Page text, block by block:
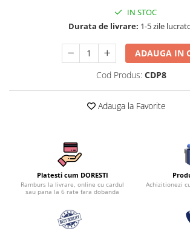
Lenjerii De Pat Premium Collection
Set Lenjerie De Pat, 7 Piese, Cu
Pilota / Cuvertura Inclusa
Set Lenjerie De Pat Jacquard Regal,
Lenjerii Damasc Egiptean King Size
Lenjerii De Pat Damasc 1 Persoana
Lenjerii De Pat, Imprimeu 3D, 1
Persoana
IN STOC
Durata de livrare: 1-5 zile
ADAUGA IN
Cod Produs: CDP8
Adauga la Favorite
Platesti cum DORESTI
Ramburs la livrare, online cu cardul
sau pana la 6 rate fara dobanda
Achizitionezi